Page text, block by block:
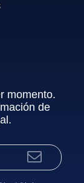
momento.
de